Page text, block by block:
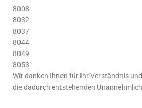
8008
8032
8037
8044
8049
8053
Wir danken Ihnen für Ihr Verständnis
die dadurch entstehenden